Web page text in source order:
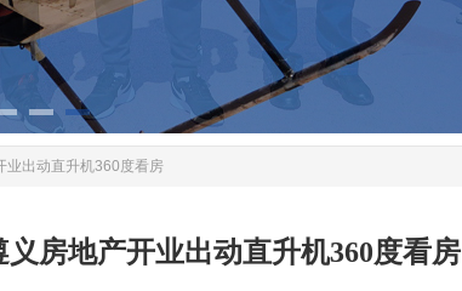
业出动直升机360度看房
义房地产开业出动直升机360度看房